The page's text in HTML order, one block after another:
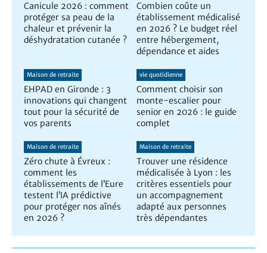
Canicule 2026 : comment
protéger sa peau de la
chaleur et prévenir la
déshydratation cutanée ?
Combien coûte un
établissement médicalisé
en 2026 ? Le budget réel
entre hébergement,
dépendance et aides
Maison de retraite
EHPAD en Gironde : 3
innovations qui changent
tout pour la sécurité de
vos parents
vie quotidienne
Comment choisir son
monte-escalier pour
senior en 2026 : le guide
complet
Maison de retraite
Zéro chute à Évreux :
comment les
établissements de l’Eure
testent l’IA prédictive
pour protéger nos aînés
en 2026 ?
Maison de retraite
Trouver une résidence
médicalisée à Lyon : les
critères essentiels pour
un accompagnement
adapté aux personnes
très dépendantes